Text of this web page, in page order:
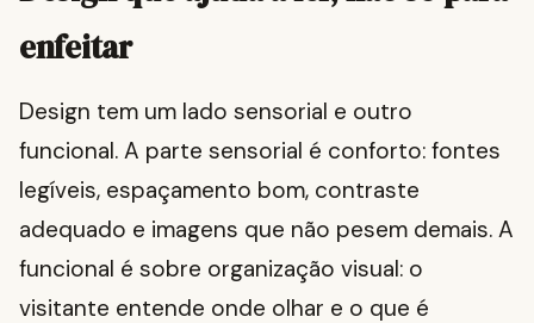
enfeitar
Design tem um lado sensorial e outro
funcional. A parte sensorial é conforto: fontes
legíveis, espaçamento bom, contraste
adequado e imagens que não pesem demais. A
funcional é sobre organização visual: o
visitante entende onde olhar e o que é